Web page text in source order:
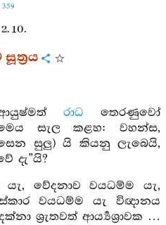
359
10.
ආයුෂ්මත්රාධ තෙරණුවෝ
සැල කළහ: වහන්ස,
සුලු) යි කියනු ලැබෙයි,
දැ”යි?
වේදනාව වයධම්ම යැ,
වයධම්ම යැ විඥානය
ශ්‍රැතවත් ආර්‍ය්‍යශ්‍රාවක …